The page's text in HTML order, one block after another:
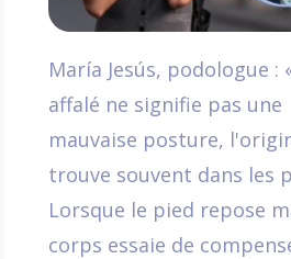
María Jesús, podologue :
affalé ne signifie pas une
mauvaise posture,
trouve souvent dans les
Lorsque le pied repose
corps essaie de